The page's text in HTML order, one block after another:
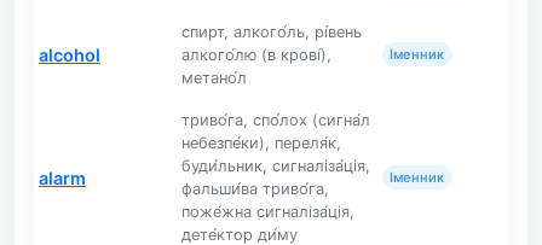
alcohol
спирт, алкого́ль, рі́вень
алкого́лю (в крові́),
метано́л
Іменник
alarm
триво́га, спо́лох (сигна́л
небезпе́ки), переля́к,
буди́льник, сигналіза́ція,
фальши́ва триво́га,
поже́жна сигналіза́ція,
дете́ктор ди́му
Іменник